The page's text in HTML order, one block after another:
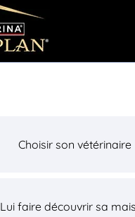
Choisir son vétérinaire
Lui faire découvrir sa